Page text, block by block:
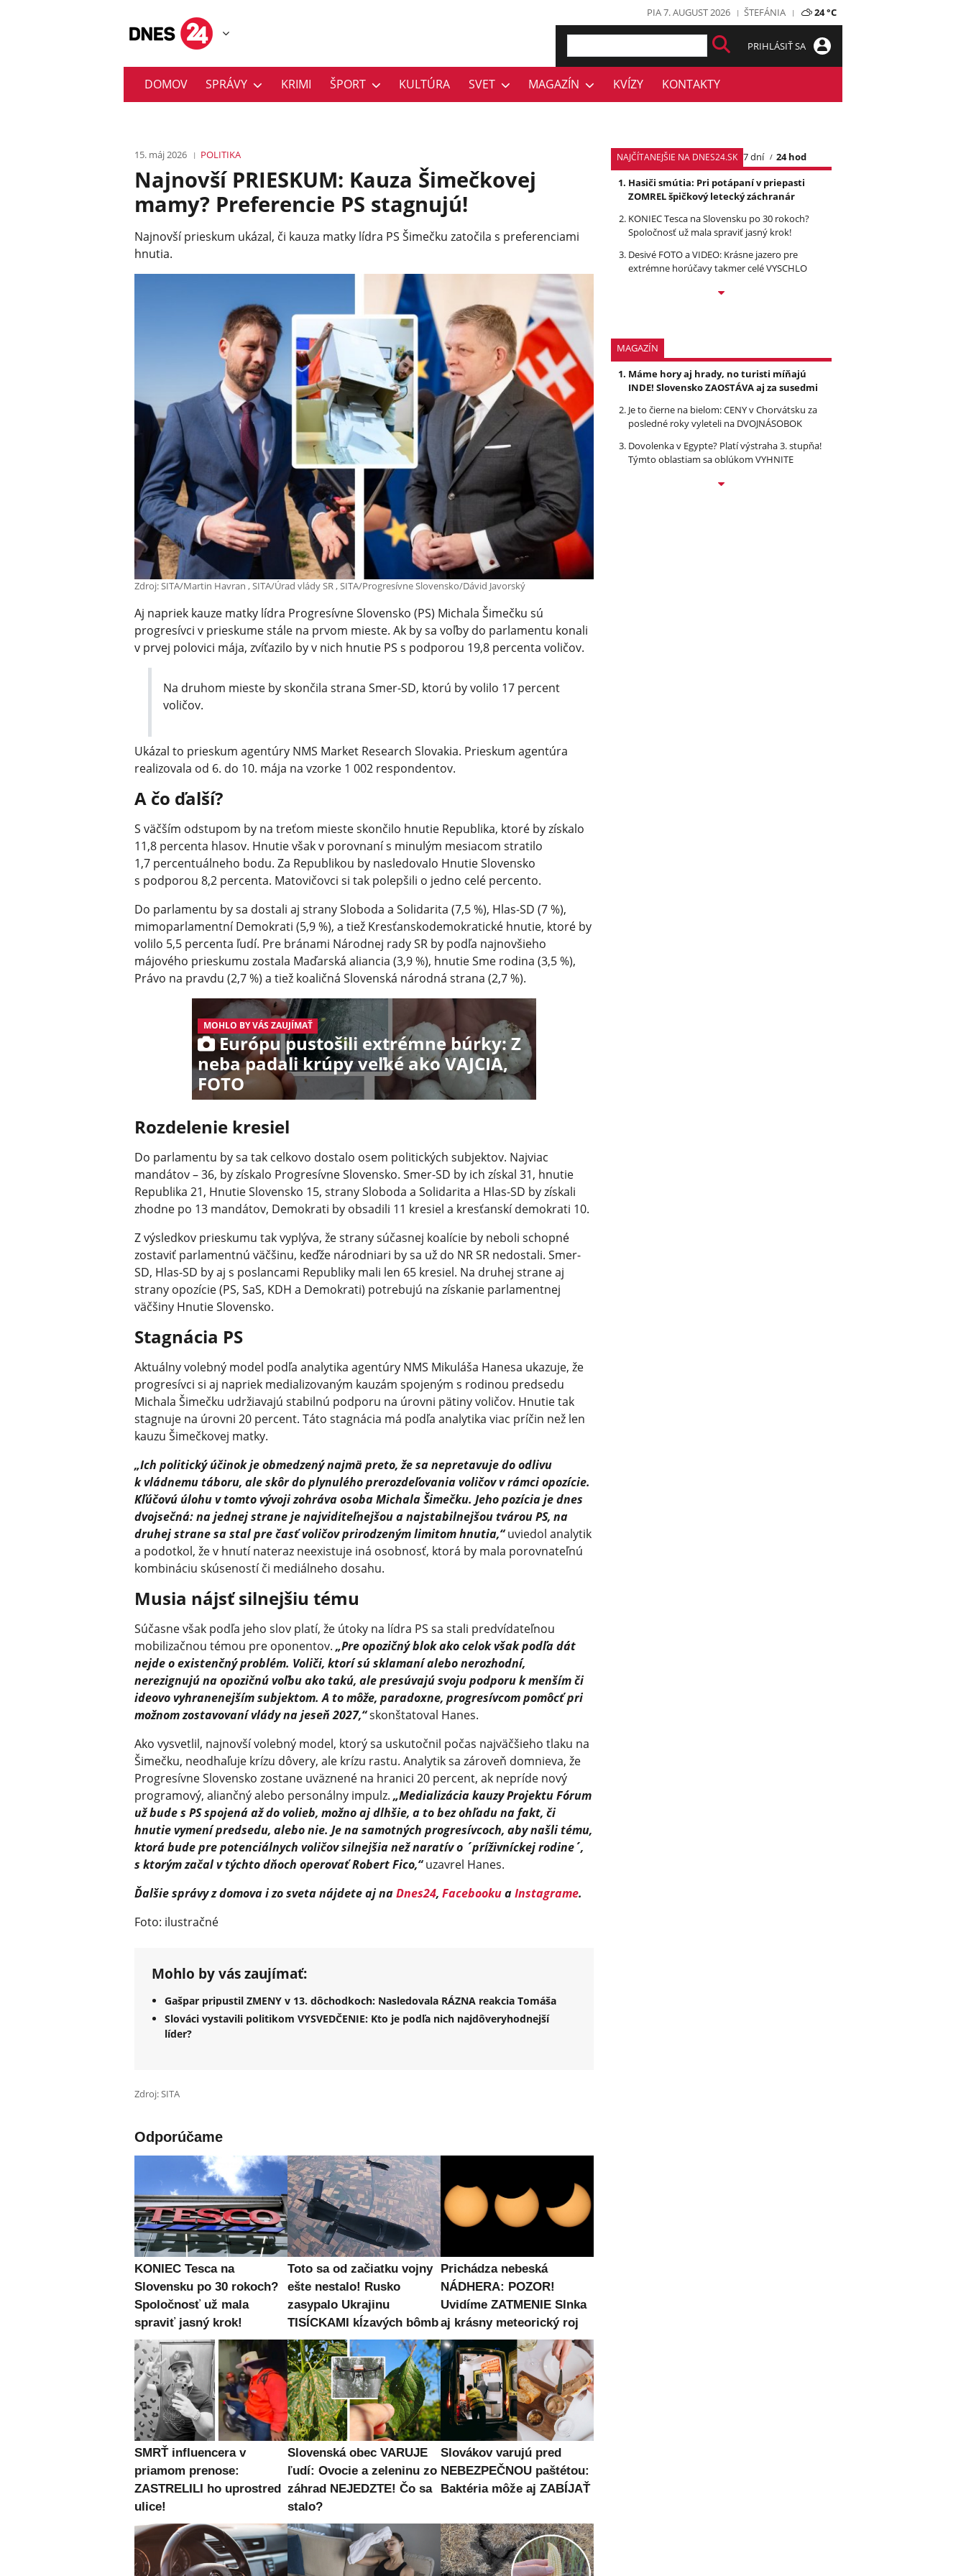
PIA 7. AUGUST 2026 ŠTEFÁNIA 24 °C
PRIHLÁSIŤ SA
DOMOV SPRÁVY KRIMI ŠPORT KULTÚRA SVET MAGAZÍN KVÍZY KONTAKTY
15. máj 2026 POLITIKA
Najnovší PRIESKUM: Kauza Šimečkovej
mamy? Preferencie PS stagnujú!
Najnovší prieskum ukázal, či kauza matky lídra PS Šimečku zatočila s preferenciami
hnutia.
Zdroj: SITA/Martin Havran , SITA/Úrad vlády SR , SITA/Progresívne Slovensko/Dávid Javorský
Aj napriek kauze matky lídra Progresívne Slovensko (PS) Michala Šimečku sú
progresívci v prieskume stále na prvom mieste. Ak by sa voľby do parlamentu konali
v prvej polovici mája, zvíťazilo by v nich hnutie PS s podporou 19,8 percenta voličov.
Na druhom mieste by skončila strana Smer-SD, ktorú by volilo 17 percent
voličov.
Ukázal to prieskum agentúry NMS Market Research Slovakia. Prieskum agentúra
realizovala od 6. do 10. mája na vzorke 1 002 respondentov.
A čo ďalší?
S väčším odstupom by na treťom mieste skončilo hnutie Republika, ktoré by získalo
11,8 percenta hlasov. Hnutie však v porovnaní s minulým mesiacom stratilo
1,7 percentuálneho bodu. Za Republikou by nasledovalo Hnutie Slovensko
s podporou 8,2 percenta. Matovičovci si tak polepšili o jedno celé percento.
Do parlamentu by sa dostali aj strany Sloboda a Solidarita (7,5 %), Hlas-SD (7 %),
mimoparlamentní Demokrati (5,9 %), a tiež Kresťanskodemo­kratické hnutie, ktoré by
volilo 5,5 percenta ľudí. Pre bránami Národnej rady SR by podľa najnovšieho
májového prieskumu zostala Maďarská aliancia (3,9 %), hnutie Sme rodina (3,5 %),
Právo na pravdu (2,7 %) a tiež koaličná Slovenská národná strana (2,7 %).
MOHLO BY VÁS ZAUJÍMAŤ
Európu pustošili extrémne búrky: Z
neba padali krúpy veľké ako VAJCIA,
FOTO
Rozdelenie kresiel
Do parlamentu by sa tak celkovo dostalo osem politických subjektov. Najviac
mandátov – 36, by získalo Progresívne Slovensko. Smer-SD by ich získal 31, hnutie
Republika 21, Hnutie Slovensko 15, strany Sloboda a Solidarita a Hlas-SD by získali
zhodne po 13 mandátov, Demokrati by obsadili 11 kresiel a kresťanskí demokrati 10.
Z výsledkov prieskumu tak vyplýva, že strany súčasnej koalície by neboli schopné
zostaviť parlamentnú väčšinu, keďže národniari by sa už do NR SR nedostali. Smer-
SD, Hlas-SD by aj s poslancami Republiky mali len 65 kresiel. Na druhej strane aj
strany opozície (PS, SaS, KDH a Demokrati) potrebujú na získanie parlamentnej
väčšiny Hnutie Slovensko.
Stagnácia PS
Aktuálny volebný model podľa analytika agentúry NMS Mikuláša Hanesa ukazuje, že
progresívci si aj napriek medializovaným kauzám spojeným s rodinou predsedu
Michala Šimečku udržiavajú stabilnú podporu na úrovni pätiny voličov. Hnutie tak
stagnuje na úrovni 20 percent. Táto stagnácia má podľa analytika viac príčin než len
kauzu Šimečkovej matky.
„Ich politický účinok je obmedzený najmä preto, že sa nepretavuje do odlivu
k vládnemu táboru, ale skôr do plynulého prerozdeľovania voličov v rámci opozície.
Kľúčovú úlohu v tomto vývoji zohráva osoba Michala Šimečku. Jeho pozícia je dnes
dvojsečná: na jednej strane je najviditeľnejšou a najstabilnejšou tvárou PS, na
druhej strane sa stal pre časť voličov prirodzeným limitom hnutia,“uviedol analytik
a podotkol, že v hnutí nateraz neexistuje iná osobnosť, ktorá by mala porovnateľnú
kombináciu skúseností či mediálneho dosahu.
Musia nájsť silnejšiu tému
Súčasne však podľa jeho slov platí, že útoky na lídra PS sa stali predvídateľnou
mobilizačnou témou pre oponentov. „Pre opozičný blok ako celok však podľa dát
nejde o existenčný problém. Voliči, ktorí sú sklamaní alebo nerozhodní,
nerezignujú na opozičnú voľbu ako takú, ale presúvajú svoju podporu k menším či
ideovo vyhranenejším subjektom. A to môže, paradoxne, progresívcom pomôcť pri
možnom zostavovaní vlády na jeseň 2027,“skonštatoval Hanes.
Ako vysvetlil, najnovší volebný model, ktorý sa uskutočnil počas najväčšieho tlaku na
Šimečku, neodhaľuje krízu dôvery, ale krízu rastu. Analytik sa zároveň domnieva, že
Progresívne Slovensko zostane uväznené na hranici 20 percent, ak nepríde nový
programový, aliančný alebo personálny impulz. „Medializácia kauzy Projektu Fórum
už bude s PS spojená až do volieb, možno aj dlhšie, a to bez ohľadu na fakt, či
hnutie vymení predsedu, alebo nie. Je na samotných progresívcoch, aby našli tému,
ktorá bude pre potenciálnych voličov silnejšia než naratív o ´príživníckej rodine´,
s ktorým začal v týchto dňoch operovať Robert Fico,“uzavrel Hanes.
Ďalšie správy z domova i zo sveta nájdete aj naDnes24, FacebookuaInstagrame.
Foto: ilustračné
Mohlo by vás zaujímať:
Gašpar pripustil ZMENY v 13. dôchodkoch: Nasledovala RÁZNA reakcia Tomáša
Slováci vystavili politikom VYSVEDČENIE: Kto je podľa nich najdôveryhodnejší
líder?
Zdroj: SITA
Odporúčame
KONIEC Tesca na
Slovensku po 30 rokoch?
Spoločnosť už mala
spraviť jasný krok!
Toto sa od začiatku vojny
ešte nestalo! Rusko
zasypalo Ukrajinu
TISÍCKAMI kĺzavých bômb
Prichádza nebeská
NÁDHERA: POZOR!
Uvidíme ZATMENIE Slnka
aj krásny meteorický roj
SMRŤ influencera v
priamom prenose:
ZASTRELILI ho uprostred
ulice!
Slovenská obec VARUJE
ľudí: Ovocie a zeleninu zo
záhrad NEJEDZTE! Čo sa
stalo?
Slovákov varujú pred
NEBEZPEČNOU paštétou:
Baktéria môže aj ZABÍJAŤ
NAJČÍTANEJŠIE NA DNES24.SK 7 dní
24 hod
Hasiči smútia: Pri potápaní v priepasti
ZOMREL špičkový letecký záchranár
KONIEC Tesca na Slovensku po 30 rokoch?
Spoločnosť už mala spraviť jasný krok!
Desivé FOTO a VIDEO: Krásne jazero pre
extrémne horúčavy takmer celé VYSCHLO
MAGAZÍN
Máme hory aj hrady, no turisti míňajú
INDE! Slovensko ZAOSTÁVA aj za susedmi
Je to čierne na bielom: CENY v Chorvátsku za
posledné roky vyleteli na DVOJNÁSOBOK
Dovolenka v Egypte? Platí výstraha 3. stupňa!
Týmto oblastiam sa oblúkom VYHNITE